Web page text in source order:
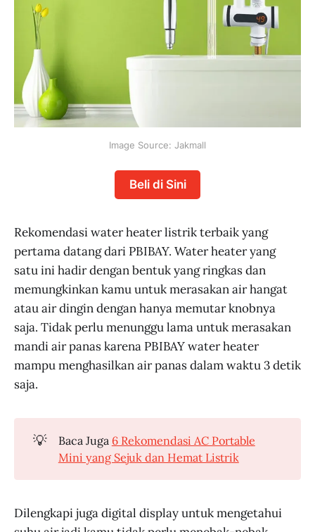
Image Source: Jakmall
Beli di Sini
Rekomendasi water heater listrik terbaik yang
pertama datang dari PBIBAY. Water heater yang
satu ini hadir dengan bentuk yang ringkas dan
memungkinkan kamu untuk merasakan air hangat
atau air dingin dengan hanya memutar knobnya
saja. Tidak perlu menunggu lama untuk merasakan
mandi air panas karena PBIBAY water heater
mampu menghasilkan air panas dalam waktu 3 detik
saja.
💡 Baca Juga 6 Rekomendasi AC Portable
Mini yang Sejuk dan Hemat Listrik
Dilengkapi juga digital display untuk mengetahui